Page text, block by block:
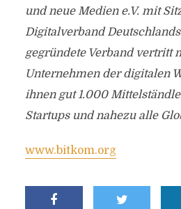
und neue Medien e.V. mit
Digitalverband
gegründete Verband vertritt
Unternehmen der digitalen
ihnen gut 1.000
Startups und nahezu alle
www.bitkom.org